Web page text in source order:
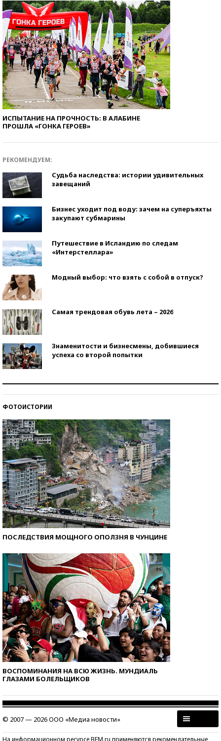
ИСПЫТАНИЕ НА ПРОЧНОСТЬ: В АЛАБИНЕ
ПРОШЛА «ГОНКА ГЕРОЕВ»
РЕКОМЕНДУЕМ:
Судьба наследства: истории удивительных
завещаний
Бизнес уходит под воду: зачем на суперъяхты
закупают субмарины
Путешествие в Исландию по следам
«Интерстеллара»
Модный выбор: что взять с собой в отпуск?
Самая трендовая обувь лета – 2026
Знаменитости и бизнесмены, добившиеся
успеха со второй попытки
ФОТОИСТОРИИ
ПОСЛЕДСТВИЯ МОЩНОГО ОПОЛЗНЯ В ЧУНЦИНЕ
ВОСПОМИНАНИЯ НА ВСЮ ЖИЗНЬ. МУНДИАЛЬ
ГЛАЗАМИ БОЛЕЛЬЩИКОВ
© 2007 — 2026 ООО «Медиа новости»
На информационном ресурсе BFM.ru применяются рекомендательные